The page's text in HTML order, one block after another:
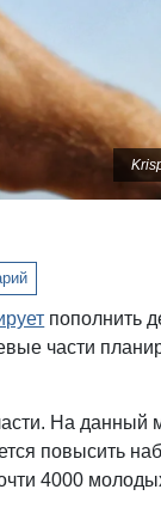
пополнить
части
На данный
повысить
4000